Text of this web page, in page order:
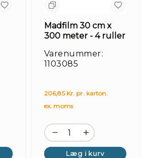
Madfilm 30 cm x
300 meter - 4 ruller
Varenummer:
1103085
206,85 Kr. pr. karton.
ex. moms
Læg i kurv